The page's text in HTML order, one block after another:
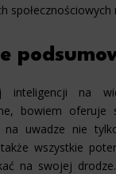
społecznościowych
inteligencji na
bowiem oferuje
uwadze nie
wszystkie
na swojej